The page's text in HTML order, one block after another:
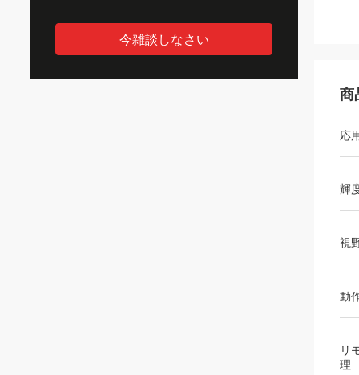
今雑談しなさい
商
応
輝
視
動
リ
理